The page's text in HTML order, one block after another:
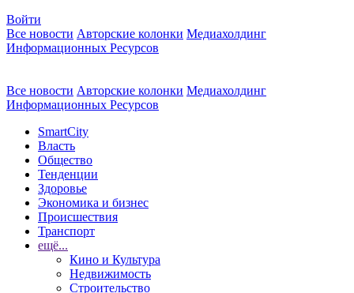
Войти
Все новости Авторские колонки Медиахолдинг
Информационных Ресурсов
Все новости Авторские колонки Медиахолдинг
Информационных Ресурсов
SmartCity
Власть
Общество
Тенденции
Здоровье
Экономика и бизнес
Происшествия
Транспорт
ещё...
Кино и Культура
Недвижимость
Строительство